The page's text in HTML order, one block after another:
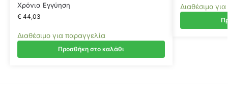
Χρόνια Εγγύηση
€44,03
Διαθέσιμο για παραγγελία
Προσθήκη στο καλάθι
Διαθέσιμο